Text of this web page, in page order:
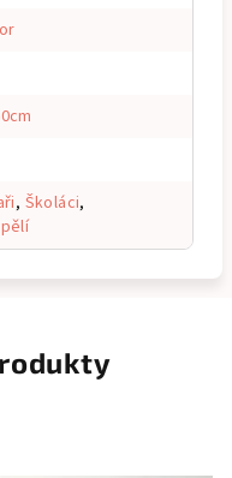
, Školáci,